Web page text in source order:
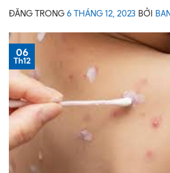
ĐĂNG TRONG6 THÁNG 12, 2023 BỞI
06
Th12